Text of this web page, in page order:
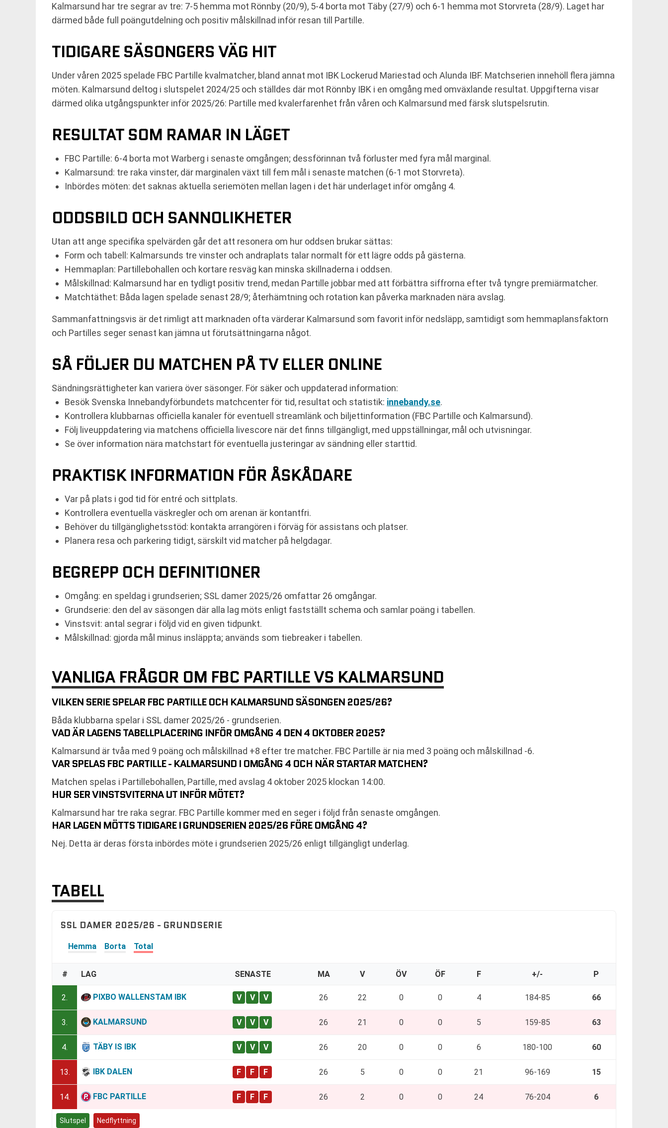
Kalmarsund har tre segrar av tre: 7-5 hemma mot Rönnby (20/9), 5-4 borta mot Täby (27/9) och 6-1 hemma mot Storvreta (28/9). Laget har
därmed både full poängutdelning och positiv målskillnad inför resan till Partille.
TIDIGARE SÄSONGERS VÄG HIT
Under våren 2025 spelade FBC Partille kvalmatcher, bland annat mot IBK Lockerud Mariestad och Alunda IBF. Matchserien innehöll flera jämna
möten. Kalmarsund deltog i slutspelet 2024/25 och ställdes där mot Rönnby IBK i en omgång med omväxlande resultat. Uppgifterna visar
därmed olika utgångspunkter inför 2025/26: Partille med kvalerfarenhet från våren och Kalmarsund med färsk slutspelsrutin.
RESULTAT SOM RAMAR IN LÄGET
FBC Partille: 6-4 borta mot Warberg i senaste omgången; dessförinnan två förluster med fyra mål marginal.
Kalmarsund: tre raka vinster, där marginalen växt till fem mål i senaste matchen (6-1 mot Storvreta).
Inbördes möten: det saknas aktuella seriemöten mellan lagen i det här underlaget inför omgång 4.
ODDSBILD OCH SANNOLIKHETER
Utan att ange specifika spelvärden går det att resonera om hur oddsen brukar sättas:
Form och tabell: Kalmarsunds tre vinster och andraplats talar normalt för ett lägre odds på gästerna.
Hemmaplan: Partillebohallen och kortare resväg kan minska skillnaderna i oddsen.
Målskillnad: Kalmarsund har en tydligt positiv trend, medan Partille jobbar med att förbättra siffrorna efter två tyngre premiärmatcher.
Matchtäthet: Båda lagen spelade senast 28/9; återhämtning och rotation kan påverka marknaden nära avslag.
Sammanfattningsvis är det rimligt att marknaden ofta värderar Kalmarsund som favorit inför nedsläpp, samtidigt som hemmaplansfaktorn
och Partilles seger senast kan jämna ut förutsättningarna något.
SÅ FÖLJER DU MATCHEN PÅ TV ELLER ONLINE
Sändningsrättigheter kan variera över säsonger. För säker och uppdaterad information:
Besök Svenska Innebandyförbundets matchcenter för tid, resultat och statistik: innebandy.se.
Kontrollera klubbarnas officiella kanaler för eventuell streamlänk och biljettinformation (FBC Partille och Kalmarsund).
Följ liveuppdatering via matchens officiella livescore när det finns tillgängligt, med uppställningar, mål och utvisningar.
Se över information nära matchstart för eventuella justeringar av sändning eller starttid.
PRAKTISK INFORMATION FÖR ÅSKÅDARE
Var på plats i god tid för entré och sittplats.
Kontrollera eventuella väskregler och om arenan är kontantfri.
Behöver du tillgänglighetsstöd: kontakta arrangören i förväg för assistans och platser.
Planera resa och parkering tidigt, särskilt vid matcher på helgdagar.
BEGREPP OCH DEFINITIONER
Omgång: en speldag i grundserien; SSL damer 2025/26 omfattar 26 omgångar.
Grundserie: den del av säsongen där alla lag möts enligt fastställt schema och samlar poäng i tabellen.
Vinstsvit: antal segrar i följd vid en given tidpunkt.
Målskillnad: gjorda mål minus insläppta; används som tiebreaker i tabellen.
VANLIGA FRÅGOR OM FBC PARTILLE VS KALMARSUND
VILKEN SERIE SPELAR FBC PARTILLE OCH KALMARSUND SÄSONGEN 2025/26?
Båda klubbarna spelar i SSL damer 2025/26 - grundserien.
VAD ÄR LAGENS TABELLPLACERING INFÖR OMGÅNG 4 DEN 4 OKTOBER 2025?
Kalmarsund är tvåa med 9 poäng och målskillnad +8 efter tre matcher. FBC Partille är nia med 3 poäng och målskillnad -6.
VAR SPELAS FBC PARTILLE - KALMARSUND I OMGÅNG 4 OCH NÄR STARTAR MATCHEN?
Matchen spelas i Partillebohallen, Partille, med avslag 4 oktober 2025 klockan 14:00.
HUR SER VINSTSVITERNA UT INFÖR MÖTET?
Kalmarsund har tre raka segrar. FBC Partille kommer med en seger i följd från senaste omgången.
HAR LAGEN MÖTTS TIDIGARE I GRUNDSERIEN 2025/26 FÖRE OMGÅNG 4?
Nej. Detta är deras första inbördes möte i grundserien 2025/26 enligt tillgängligt underlag.
TABELL
SSL DAMER 2025/26 - GRUNDSERIE
Hemma Borta Total
# LAG SENASTE MA V ÖV ÖF F +/- P
2. PIXBO WALLENSTAM IBK 26 22 0 0 4 184-85 66
3. KALMARSUND 26 21 0 0 5 159-85 63
4. TÄBY IS IBK 26 20 0 0 6 180-100 60
13. IBK DALEN 26 5 0 0 21 96-169 15
14. FBC PARTILLE 26 2 0 0 24 76-204 6
Slutspel Nedflyttning